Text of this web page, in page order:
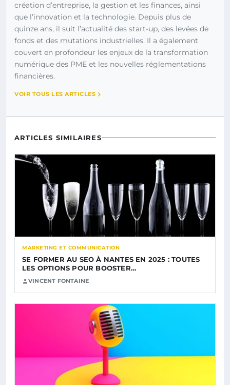
création d’entreprise, la gestion et les finances, ainsi
que l’innovation et la technologie. Depuis plus de
quinze ans, il suit l’actualité des start-up, des levées de
fonds et des mutations industrielles. Il a également
couvert en profondeur les enjeux de la transformation
numérique des PME et les nouvelles réglementations
financières.
VOIR TOUS LES ARTICLES
ARTICLES SIMILAIRES
MARKETING ET COMMUNICATION
SE FORMER AU SEO À NANTES EN 2025 : TOUTES
LES OPTIONS POUR BOOSTER…
VINCENT FONTAINE